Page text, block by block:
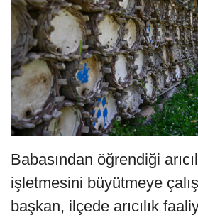
Babasından öğrendiği
işletmesini büyütmeye
başkan, ilçede arıcılık